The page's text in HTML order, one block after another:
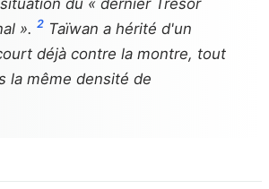
». 2 Taïwan a hérité d'un
déjà contre la montre, tout
la même densité de